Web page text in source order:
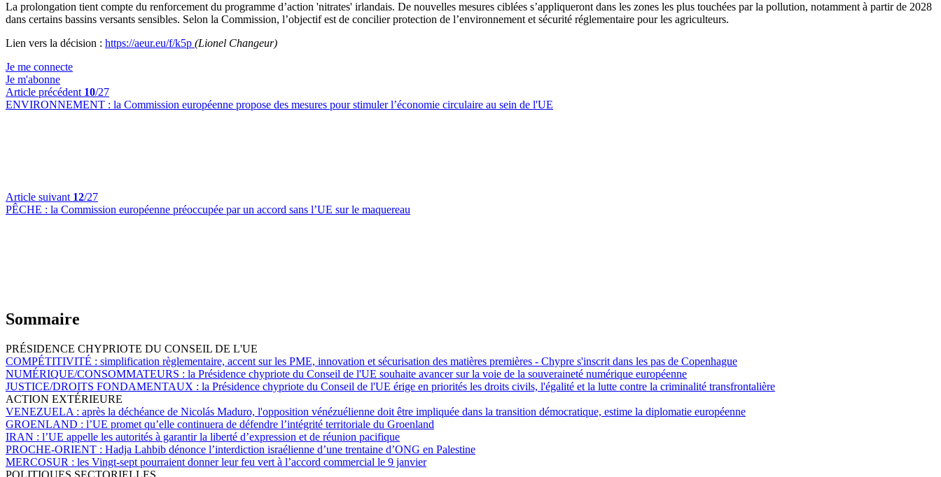
La prolongation tient compte du renforcement du programme d’action 'nitrates' irlandais. De nouvelles mesures ciblées s’appliqueront dans les zones les plus touchées par la pollution, notamment à partir de 2028
dans certains bassins versants sensibles. Selon la Commission, l’objectif est de concilier protection de l’environnement et sécurité réglementaire pour les agriculteurs.
Lien vers la décision : https://aeur.eu/f/k5p (Lionel Changeur)
Je me connecte
Je m'abonne
Article précédent 10/27
ENVIRONNEMENT : la Commission européenne propose des mesures pour stimuler l’économie circulaire au sein de l'UE
Article suivant 12/27
PÊCHE : la Commission européenne préoccupée par un accord sans l’UE sur le maquereau
Sommaire
PRÉSIDENCE CHYPRIOTE DU CONSEIL DE L'UE
COMPÉTITIVITÉ : simplification règlementaire, accent sur les PME, innovation et sécurisation des matières premières - Chypre s'inscrit dans les pas de Copenhague
NUMÉRIQUE/CONSOMMATEURS : la Présidence chypriote du Conseil de l'UE souhaite avancer sur la voie de la souveraineté numérique européenne
JUSTICE/DROITS FONDAMENTAUX : la Présidence chypriote du Conseil de l'UE érige en priorités les droits civils, l'égalité et la lutte contre la criminalité transfrontalière
ACTION EXTÉRIEURE
VENEZUELA : après la déchéance de Nicolás Maduro, l'opposition vénézuélienne doit être impliquée dans la transition démocratique, estime la diplomatie européenne
GROENLAND : l’UE promet qu’elle continuera de défendre l’intégrité territoriale du Groenland
IRAN : l’UE appelle les autorités à garantir la liberté d’expression et de réunion pacifique
PROCHE-ORIENT : Hadja Lahbib dénonce l’interdiction israélienne d’une trentaine d’ONG en Palestine
MERCOSUR : les Vingt-sept pourraient donner leur feu vert à l’accord commercial le 9 janvier